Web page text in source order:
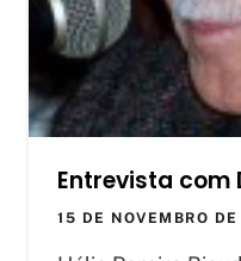
Entrevista com
15 DE NOVEMBRO DE